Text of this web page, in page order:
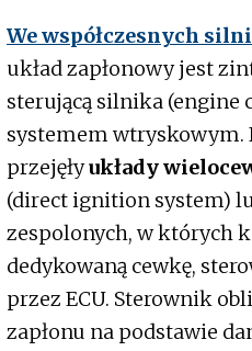
We współczesnych
układ zapłonowy jest
sterującą silnika (engine
systemem wtryskowym.
przejęłyukłady
(direct ignition system)
zespolonych, w których
dedykowaną cewkę,
przez ECU. Sterownik
zapłonu na podstawie